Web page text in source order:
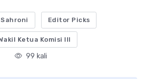
Editor Picks
Ketua Komisi III
99 kali